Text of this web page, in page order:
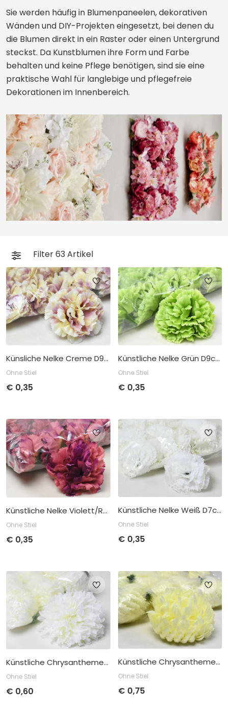
Sie werden häufig in Blumenpaneelen, dekorativen
Wänden und DIY-Projekten eingesetzt, bei denen du
die Blumen direkt in ein Raster oder einen Untergrund
steckst. Da Kunstblumen ihre Form und Farbe
behalten und keine Pflege benötigen, sind sie eine
praktische Wahl für langlebige und pflegefreie
Dekorationen im Innenbereich.
Filter63Artikel
Künsliche Nelke Creme D9cm
Ohne Stiel
€ 0,35
Stückpreis
€0,35
Abnahme
pro 24
Künstliche Nelke Grün D9cm
Ohne Stiel
€ 0,35
Stückpreis
€
Abnahme
pro 24
Künstliche Nelke Violett/Rosa D9cm
Ohne Stiel
€ 0,35
Stückpreis
0,35
Abnahme
pro 24
Künstliche Nelke Weiß D7cm
Ohne Stiel
€ 0,35
Stückpreis
€0,35
Abnahme
pro 24
Künstliche Chrysantheme Creme D15cm
Ohne Stiel
€ 0,60
Künstliche Chrysantheme Gelb/Creme D13cm
Ohne Stiel
€ 0,75